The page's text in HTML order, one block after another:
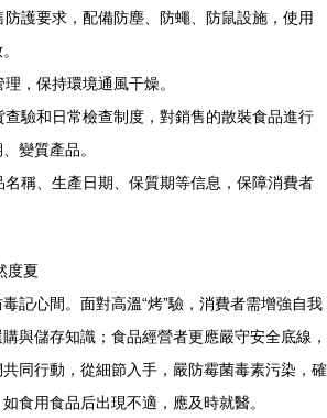
護要求，配備防塵、防蠅、防鼠設施，使用
，保持環境通風干燥。
驗和日常檢查制度，對銷售的散裝食品進行
變質產品。
稱、生產日期、保質期等信息，保障消費者
度夏
記心間。面對高溫“烤”驗，消費者需增強自我
與儲存知識；食品經營者更應嚴守安全底線，
同行動，從細節入手，嚴防霉菌毒素污染，確
食用食品后出現不適，應及時就醫。